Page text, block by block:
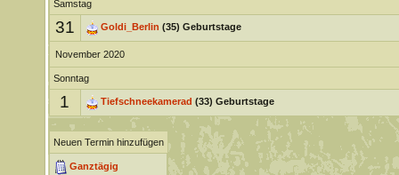
Samstag
31 Goldi_Berlin (35) Geburtstage
November 2020
Sonntag
1 Tiefschneekamerad (33) Geburtstage
Neuen Termin hinzufügen
Ganztägig